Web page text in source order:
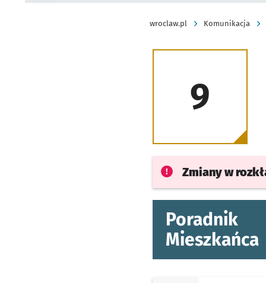
wroclaw.pl Komunikacja
9
Zmiany w
Poradnik
Mieszkańca